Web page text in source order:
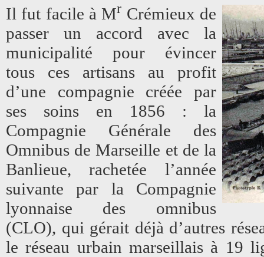
Il fut facile à Mr Crémieux de
passer un accord avec la
municipalité pour évincer
tous ces artisans au profit
d’une compagnie créée par
ses soins en 1856 : la
Compagnie Générale des
Omnibus de Marseille et de la
Banlieue, rachetée l’année
suivante par la Compagnie
lyonnaise des omnibus
(CLO), qui gérait déjà d’autres
le réseau urbain marseillais à 19